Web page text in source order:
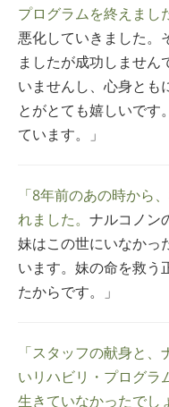
プログラムを終えまし
悪化していきました。
ましたが成功しません
いませんし、心身とも
とがとても嬉しいです
ています。」
「8年前のあの時から
れました。 ナルコノン
妹はこの世にいなかっ
います。妹の命を救う
たからです。」
「スタッフの献身と
いリハビリ・プログラ
生きていなかったでし